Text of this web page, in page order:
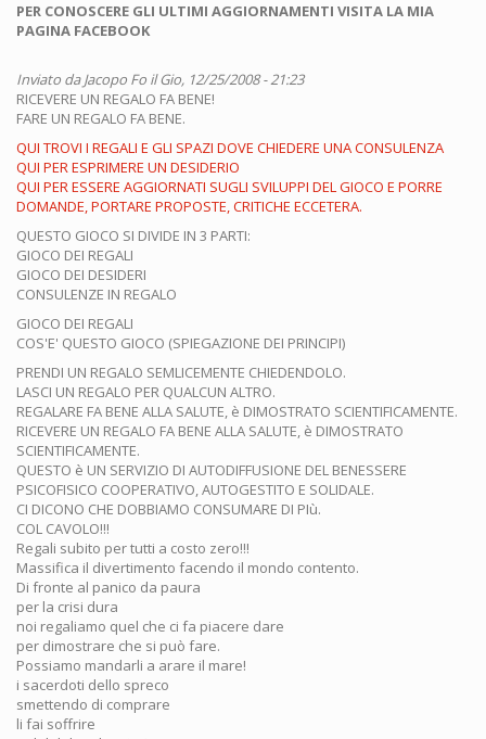
PER CONOSCERE GLI ULTIMI AGGIORNAMENTI VISITA LA MIA
PAGINA FACEBOOK
Inviato daJacopo Fo il Gio, 12/25/2008 - 21:23
RICEVERE UN REGALO FA BENE!
FARE UN REGALO FA BENE.
QUI TROVI I REGALI E GLI SPAZI DOVE CHIEDERE UNA CONSULENZA
QUI PER ESPRIMERE UN DESIDERIO
QUI PER ESSERE AGGIORNATI SUGLI SVILUPPI DEL GIOCO E PORRE
DOMANDE, PORTARE PROPOSTE, CRITICHE ECCETERA.
QUESTO GIOCO SI DIVIDE IN 3 PARTI:
GIOCO DEI REGALI
GIOCO DEI DESIDERI
CONSULENZE IN REGALO
GIOCO DEI REGALI
COS'E' QUESTO GIOCO (SPIEGAZIONE DEI PRINCIPI)
PRENDI UN REGALO SEMLICEMENTE CHIEDENDOLO.
LASCI UN REGALO PER QUALCUN ALTRO.
REGALARE FA BENE ALLA SALUTE, è DIMOSTRATO SCIENTIFICAMENTE.
RICEVERE UN REGALO FA BENE ALLA SALUTE, è DIMOSTRATO
SCIENTIFICAMENTE.
QUESTO è UN SERVIZIO DI AUTODIFFUSIONE DEL BENESSERE
PSICOFISICO COOPERATIVO, AUTOGESTITO E SOLIDALE.
CI DICONO CHE DOBBIAMO CONSUMARE DI PIù.
COL CAVOLO!!!
Regali subito per tutti a costo zero!!!
Massifica il divertimento facendo il mondo contento.
Di fronte al panico da paura
per la crisi dura
noi regaliamo quel che ci fa piacere dare
per dimostrare che si può fare.
Possiamo mandarli a arare il mare!
i sacerdoti dello spreco
smettendo di comprare
li fai soffrire